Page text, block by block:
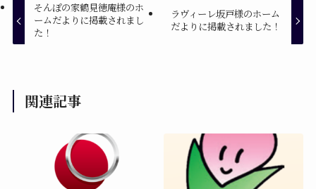
そんぽの家鶴見徳庵様のホ
ームだよりに掲載されまし
た！
ラヴィーレ坂戸様のホーム
だよりに掲載されました！
関連記事